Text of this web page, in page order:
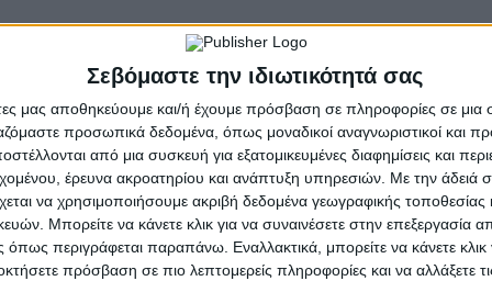
Σεβόμαστε την ιδιωτικότητά σας
μας αποθηκεύουμε και/ή έχουμε πρόσβαση σε πληροφορίες σε
προσωπικά δεδομένα, όπως μοναδικοί αναγνωριστικοί και
από μια συσκευή για εξατομικευμένες διαφημίσεις και
έρευνα ακροατηρίου και ανάπτυξη υπηρεσιών. Με την άδειά
να χρησιμοποιήσουμε ακριβή δεδομένα γεωγραφικής τοποθεσίας
Μπορείτε να κάνετε κλικ για να συναινέσετε στην επεξεργασία
περιγράφεται παραπάνω. Εναλλακτικά, μπορείτε να κάνετε κλικ
πρόσβαση σε πιο λεπτομερείς πληροφορίες και να αλλάξετε
παραμένουν τα ληξιπρόθεσμα χρέη προς το
επιβεβαιώνοντας ότι η κοινωνική και οικονομική
πλέον μόνιμα χαρακτηριστικά. Σύμφωνα με την
τα 51,78 δισεκατομμύρια ευρώ στο τέλος
470 εκατομμύρια ευρώ μέσα σε μόλις τρεις
σύγκριση με τον Μάρτιο του 2025.
που αποτυπώνει όχι μόνο τη διεύρυνση της
αγοράς εργασίας που συνεχίζει να παράγει χρέη,